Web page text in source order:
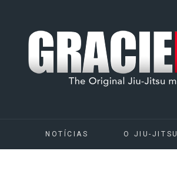
NOTÍCIAS O JIU-JITSU